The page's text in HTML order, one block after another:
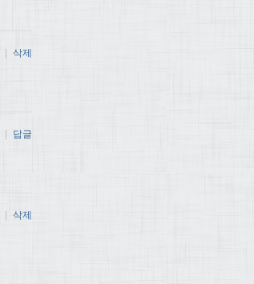
삭제
답글
삭제